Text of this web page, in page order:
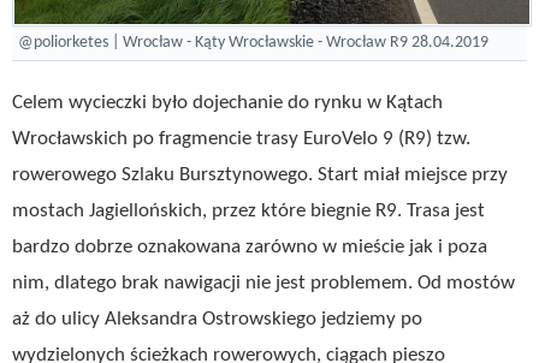
@poliorketes | Wrocław - Kąty Wrocławskie - Wrocław R9 28.04.2019
Celem wycieczki było dojechanie do rynku w Kątach
Wrocławskich po fragmencie trasy EuroVelo 9 (R9) tzw.
rowerowego Szlaku Bursztynowego. Start miał miejsce przy
mostach Jagiellońskich, przez które biegnie R9. Trasa jest
bardzo dobrze oznakowana zarówno w mieście jak i poza
nim, dlatego brak nawigacji nie jest problemem. Od mostów
aż do ulicy Aleksandra Ostrowskiego jedziemy po
wydzielonych ścieżkach rowerowych, ciągach pieszo